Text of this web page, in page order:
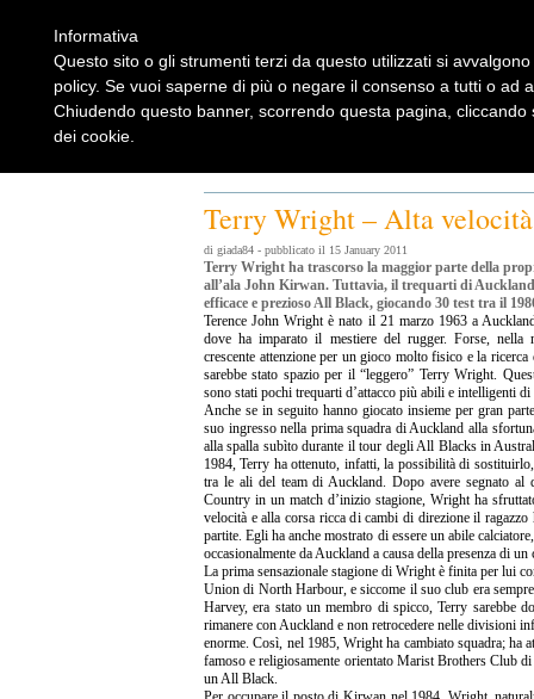
Terry Wright – Alta velocità
di giada84 - pubblicato il 15 January 2011
Terry Wright ha trascorso la maggior parte della
all’ala John Kirwan. Tuttavia, il trequarti di
efficace e prezioso All Black, giocando 30 test tra il
Terence John Wright è nato il 21 marzo 1963 a
dove ha imparato il mestiere del rugger. Forse, nella
crescente attenzione per un gioco molto fisico e la
sarebbe stato spazio per il “leggero” Terry Wright.
sono stati pochi trequarti d’attacco più abili e intelligenti
Anche se in seguito hanno giocato insieme per gran
suo ingresso nella prima squadra di Auckland alla
alla spalla subìto durante il tour degli All Blacks in
1984, Terry ha ottenuto, infatti, la possibilità di sostituirlo,
tra le ali del team di Auckland. Dopo avere segnato
Country in un match d’inizio stagione, Wright ha
velocità e alla corsa ricca di cambi di direzione il
partite. Egli ha anche mostrato di essere un abile
occasionalmente da Auckland a causa della presenza di
La prima sensazionale stagione di Wright è finita per lui
Union di North Harbour, e siccome il suo club era
Harvey, era stato un membro di spicco, Terry sarebbe
rimanere con Auckland e non retrocedere nelle divisioni
enorme. Così, nel 1985, Wright ha cambiato squadra; ha
famoso e religiosamente orientato Marist Brothers Club
un All Black.
Informativa
Questo sito o gli strumenti terzi da questo utilizzati si
policy. Se vuoi saperne di più o negare il consenso a tutti o ad
Chiudendo questo banner, scorrendo questa pagina,
dei cookie.